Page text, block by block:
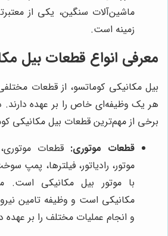
ماشین‌آلات سنگین، یکی از
زمینه است.
معرفی انواع قطعات بیل
بیل مکانیکی کوماتسو، از قطعات
هر یک وظیفه‌ای خاص را بر عهده
برخی از مهم‌ترین قطعات بیل مکانیکی
قطعات موتوری: قطعات
موتور، رادیاتور، فیلترها، پمپ
با موتور بیل مکانیکی است.
مکانیکی است و وظیفه تامین
و انجام عملیات مختلف را بر عهده